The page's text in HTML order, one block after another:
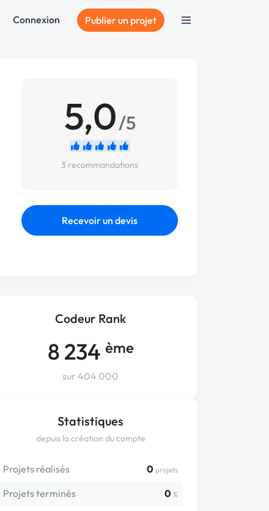
Connexion Publier un projet
5,0/5
3 recommandations
Recevoir un devis
Codeur Rank
8 234 ème
sur 404 000
Statistiques
depuis la création du compte
Projets réalisés 0 projets
Projets terminés 0 %